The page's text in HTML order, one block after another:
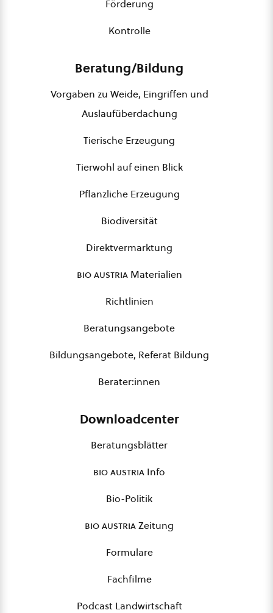
Förderung
Kontrolle
Beratung/Bildung
Vorgaben zu Weide, Eingriffen und
Auslaufüberdachung
Tierische Erzeugung
Tierwohl auf einen Blick
Pflanzliche Erzeugung
Biodiversität
Direktvermarktung
bio austriaMaterialien
Richtlinien
Beratungsangebote
Bildungsangebote, Referat Bildung
Berater:innen
Downloadcenter
Beratungsblätter
bio austria Info
Bio-Politik
bio austriaZeitung
Formulare
Fachfilme
Podcast Landwirtschaft